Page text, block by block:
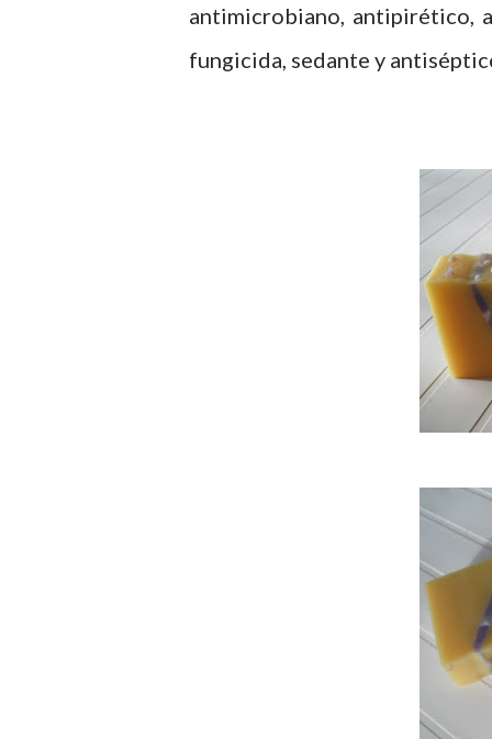
antimicrobiano, antipirético,
fungicida, sedante y